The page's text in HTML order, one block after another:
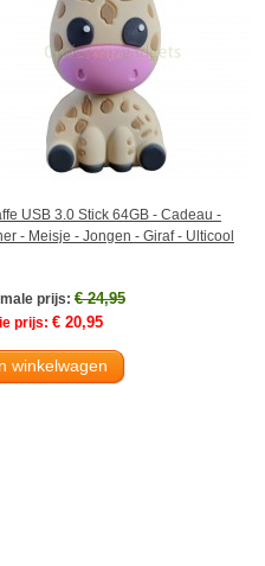
USB 3.0 Stick 64GB - Cadeau -
- Meisje - Jongen - Giraf - Ulticool
prijs: € 24,95
prijs: € 20,95
winkelwagen